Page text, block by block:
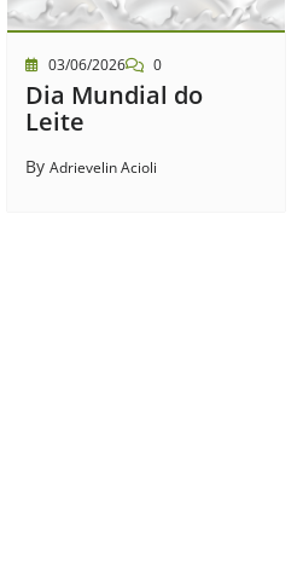
03/06/2026 0
Dia Mundial do
Leite
By Adrievelin Acioli